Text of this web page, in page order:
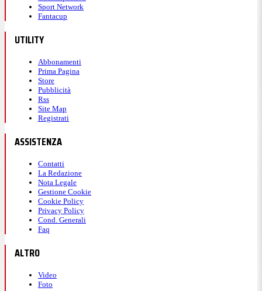
Sport Network
Fantacup
UTILITY
Abbonamenti
Prima Pagina
Store
Pubblicità
Rss
Site Map
Registrati
ASSISTENZA
Contatti
La Redazione
Nota Legale
Gestione Cookie
Cookie Policy
Privacy Policy
Cond. Generali
Faq
ALTRO
Video
Foto